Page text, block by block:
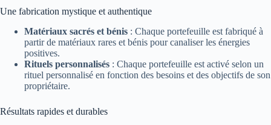
Une fabrication mystique et authentique
Matériaux sacrés et bénis : Chaque portefeuille est fabriqué à
partir de matériaux rares et bénis pour canaliser les énergies
positives.
Rituels personnalisés : Chaque portefeuille est activé selon un
rituel personnalisé en fonction des besoins et des objectifs de son
propriétaire.
Résultats rapides et durables